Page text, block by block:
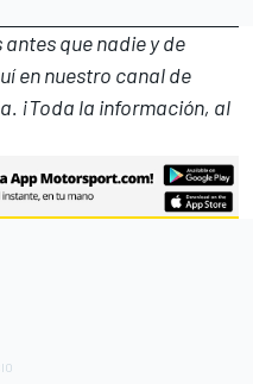
que nadie y de
en nuestro canal de
¡Toda la información, al